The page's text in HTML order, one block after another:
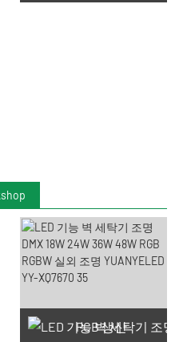
PCB 생산